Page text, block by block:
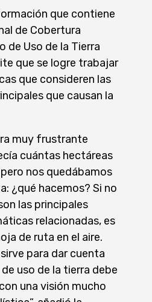
que contiene
de Cobertura
de Uso de la Tierra
que se logre trabajar
que consideren las
que causan la
muy frustrante
cuántas hectáreas
nos quedábamos
¿qué hacemos? Si no
las principales
relacionadas, es
de ruta en el aire.
para dar cuenta
uso de la tierra debe
una visión mucho